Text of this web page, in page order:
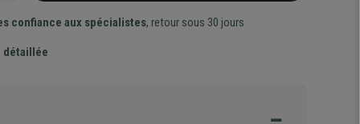
confiance aux spécialistes, retour sous 30 jours
détaillée